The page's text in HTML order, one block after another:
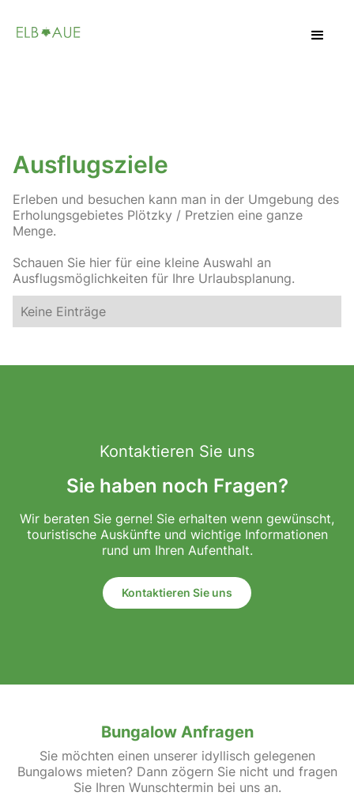
Ausflugsziele
Erleben und besuchen kann man in der Umgebung des
Erholungsgebietes Plötzky / Pretzien eine ganze
Menge.
Schauen Sie hier für eine kleine Auswahl an
Ausflugsmöglichkeiten für Ihre Urlaubsplanung.
Keine Einträge
Kontaktieren Sie uns
Sie haben noch Fragen?
Wir beraten Sie gerne! Sie erhalten wenn gewünscht,
touristische Auskünfte und wichtige Informationen
rund um Ihren Aufenthalt.
Kontaktieren Sie uns
Bungalow Anfragen
Sie möchten einen unserer idyllisch gelegenen
Bungalows mieten? Dann zögern Sie nicht und fragen
Sie Ihren Wunschtermin bei uns an.